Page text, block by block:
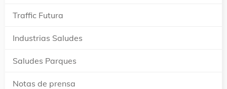
Traffic Futura
Industrias Saludes
Saludes Parques
Notas de prensa